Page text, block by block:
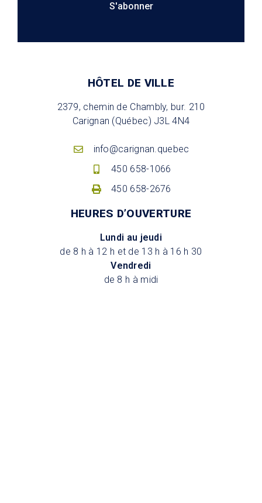
S'abonner
HÔTEL DE VILLE
2379, chemin de Chambly, bur. 210
Carignan (Québec) J3L 4N4
info@carignan.quebec
450 658-1066
450 658-2676
HEURES D’OUVERTURE
Lundi au jeudi
de 8 h à 12 h et de 13 h à 16 h 30
Vendredi
de 8 h à midi